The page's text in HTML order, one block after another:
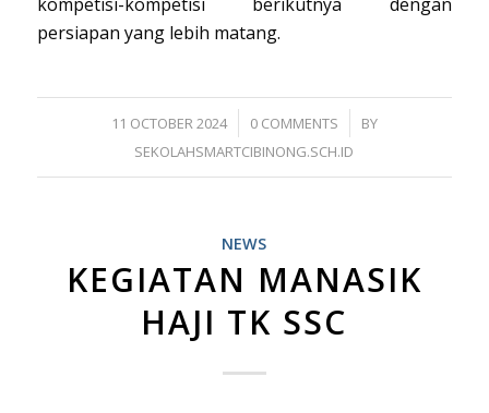
persiapan yang lebih matang.
11 OCTOBER 2024
/ 0 COMMENTS
/
BY
SEKOLAHSMARTCIBINONG.SCH.ID
NEWS
KEGIATAN MANASIK
HAJI TK SSC